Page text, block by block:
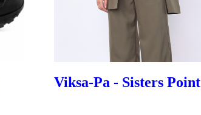
Viksa-Pa - Sisters Point